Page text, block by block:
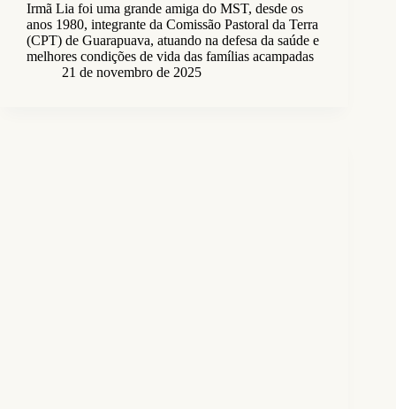
Irmã Lia foi uma grande amiga do MST, desde os
anos 1980, integrante da Comissão Pastoral da Terra
(CPT) de Guarapuava, atuando na defesa da saúde e
melhores condições de vida das famílias acampadas
21 de novembro de 2025